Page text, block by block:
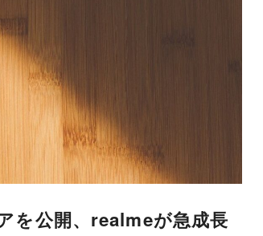
を公開、realmeが急成長